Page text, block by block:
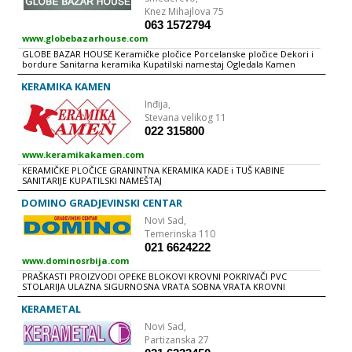
Knez Mihajlova 75
063 1572794
www.globebazarhouse.com
GLOBE BAZAR HOUSE Keramičke pločice Porcelanske pločice Dekori i
bordure Sanitarna keramika Kupatilski namestaj Ogledala Kamen
Baterije Tuš kabine Bazeni Lajsne za keramiku Spa program Alat za
keramičare Podno grejanje Bojleri Kupatilska galanterija Transport
KERAMIKA KAMEN
Inđija,
Stevana velikog 11
022 315800
www.keramikakamen.com
KERAMIČKE PLOČICE GRANINTNA KERAMIKA KADE i TUŠ KABINE
SANITARIJE KUPATILSKI NAMEŠTAJ
DOMINO GRADJEVINSKI CENTAR
Novi Sad,
Temerinska 110
021 6624222
www.dominosrbija.com
PRAŠKASTI PROIZVODI OPEKE BLOKOVI KROVNI POKRIVAČI PVC
STOLARIJA ULAZNA SIGURNOSNA VRATA SOBNA VRATA KROVNI
PROZORI PODNE OBLOGE REZANA GRAĐA PLOČASTI MATERIJALI
TERMO i HIDRO IZOLACIJA SUVA GRADNjA GVOŽĐARA DIMNjAČKI
GAŠENI KREČ AKRILNE KADE ALU LAJSNE ZA PLOČICE BATERIJE DOMAĆA
i UVOZNA SANITARIJA EMAJL KADE FUG MASE, LEPKOVI ZA PLOČICE
GALANTERIJA HIDROMASAŽNE KABINE, SA i BEZ KADE KERAMIČKE
KERAMETAL
Novi Sad,
Partizanska 27